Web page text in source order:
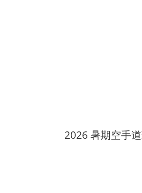
2026 暑期空手